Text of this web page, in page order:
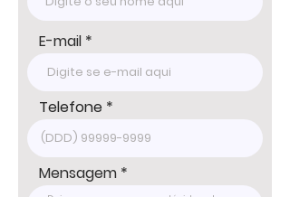
- Ideal para moradia e lazer!
Valor R$ 1.000.000,00
Agenda sua visita!
DELMASSO IMÓVEIS - DESDE 1980
Tel: 15 3241.2846
WhatsApp: 15 98178-0158
www.delmassoimoveis.com.br
E-mail
Telefone
Mensagem